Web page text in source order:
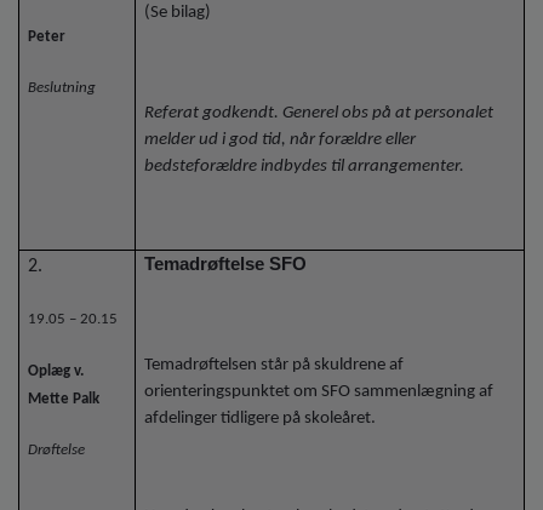
Peter
Beslutning
(Se bilag)
Referat godkendt. Generel obs på at personalet
melder ud i god tid, når forældre eller
bedsteforældre indbydes til arrangementer.
2.
19.05 – 20.15
Oplæg v.
Mette Palk
Drøftelse
Temadrøftelse SFO
Temadrøftelsen står på skuldrene af
orienteringspunktet om SFO sammenlægning af
afdelinger tidligere på skoleåret.